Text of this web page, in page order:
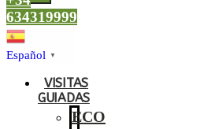
634319999
Español ▼
VISITAS
GUIADAS
ECO